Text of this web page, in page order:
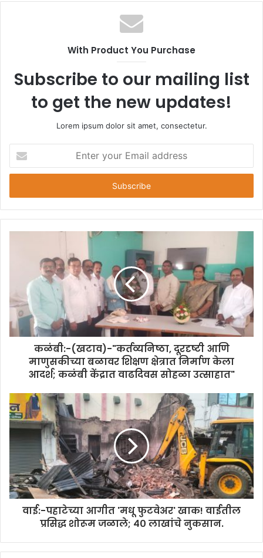
With Product You Purchase
Subscribe to our mailing list
to get the new updates!
Lorem ipsum dolor sit amet, consectetur.
your
Email
कळंबी:-(खटाव)-"कर्तव्यनिष्ठा, दूरदृष्टी आणि
माणुसकीच्या बळावर शिक्षण क्षेत्रात निर्माण केला
आदर्श; कळंबी केंद्रात वाढदिवस सोहळा उत्साहात"
वाई:-पहाटेच्या आगीत 'मधू फुटवेअर' खाक! वाईतील
प्रसिद्ध शोरूम जळाले; ४० लाखांचे नुकसान.